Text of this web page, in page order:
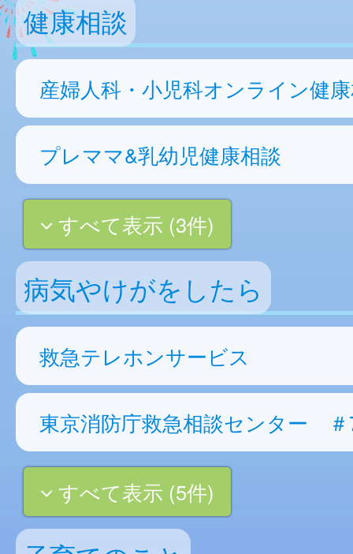
健康相談
産婦人科・小児科オンライン健
プレママ&乳幼児健康相談
すべて表示 (3件)
病気やけがをしたら
救急テレホンサービス
東京消防庁救急相談センター ＃
すべて表示 (5件)